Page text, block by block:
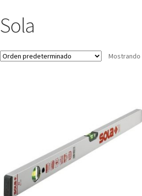
Sola
Mostrando